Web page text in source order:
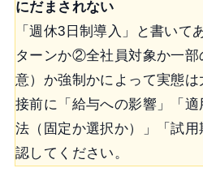
にだまされない
「週休3日制導入」と書い
ターンか②全社員対象か一
意）か強制かによって実態
接前に「給与への影響」「
法（固定か選択か）」「試
認してください。